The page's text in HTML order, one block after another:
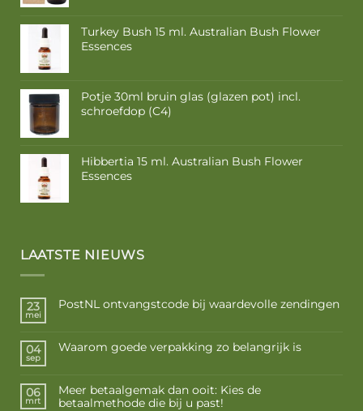
Turkey Bush 15 ml. Australian Bush Flower
Essences
Potje 30ml bruin glas (glazen pot) incl.
schroefdop (C4)
Hibbertia 15 ml. Australian Bush Flower
Essences
LAATSTE NIEUWS
23
mei
PostNL ontvangstcode bij waardevolle zendingen
04
sep
Waarom goede verpakking zo belangrijk is
06
mrt
Meer betaalgemak dan ooit: Kies de
betaalmethode die bij u past!